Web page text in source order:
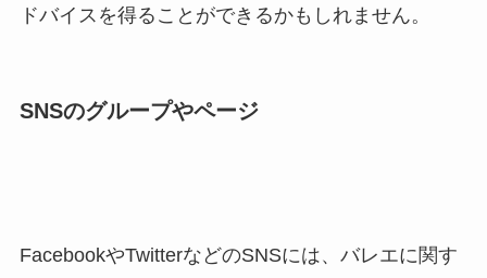
ドバイスを得ることができるかもしれません。
SNSのグループやページ
FacebookやTwitterなどのSNSには、バレエに関す